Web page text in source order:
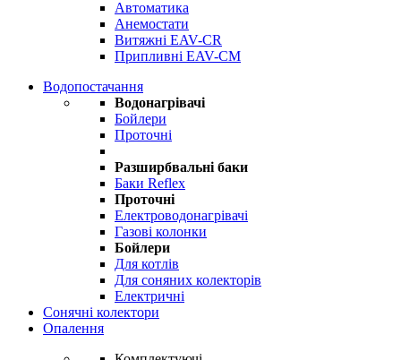
Автоматика
Анемостати
Витяжні EAV-CR
Припливні EAV-CM
Водопостачання
Водонагрівачі
Бойлери
Проточні
Разширбвальні баки
Баки Reflex
Проточні
Електроводонагрівачі
Газові колонки
Бойлери
Для котлів
Для соняних колекторів
Електричні
Сонячні колектори
Опалення